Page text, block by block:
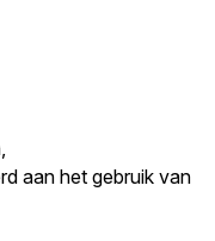
aan het gebruik van